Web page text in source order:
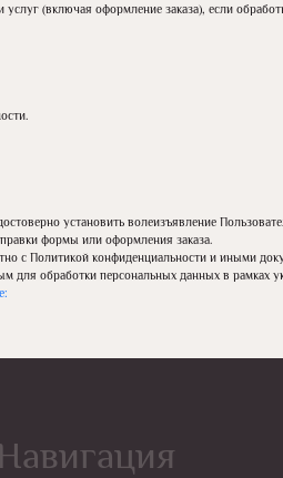
услуг (включая оформление заказа), если
установить волеизъявление
формы или оформления заказа.
с Политикой конфиденциальности и иными
для обработки персональных данных в рамках